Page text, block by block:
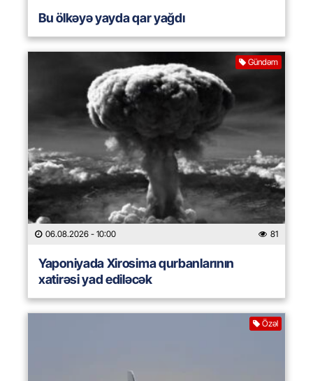
Bu ölkəyə yayda qar yağdı
Gündəm
06.08.2026 - 10:00 81
Yaponiyada Xirosima qurbanlarının
xatirəsi yad ediləcək
Özəl